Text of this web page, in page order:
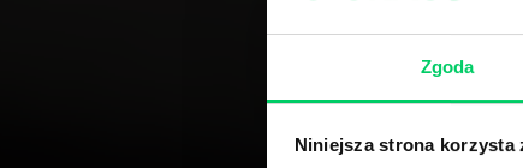
Zgoda
Niniejsza strona korzysta